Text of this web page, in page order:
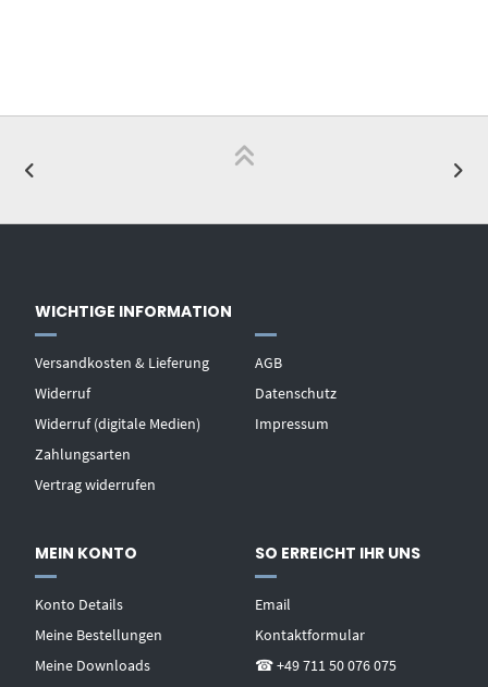
WICHTIGE INFORMATION
Versandkosten & Lieferung
Widerruf
Widerruf (digitale Medien)
Zahlungsarten
Vertrag widerrufen
AGB
Datenschutz
Impressum
MEIN KONTO
Konto Details
Meine Bestellungen
Meine Downloads
SO ERREICHT IHR UNS
Email
Kontaktformular
☎ +49 711 50 076 075